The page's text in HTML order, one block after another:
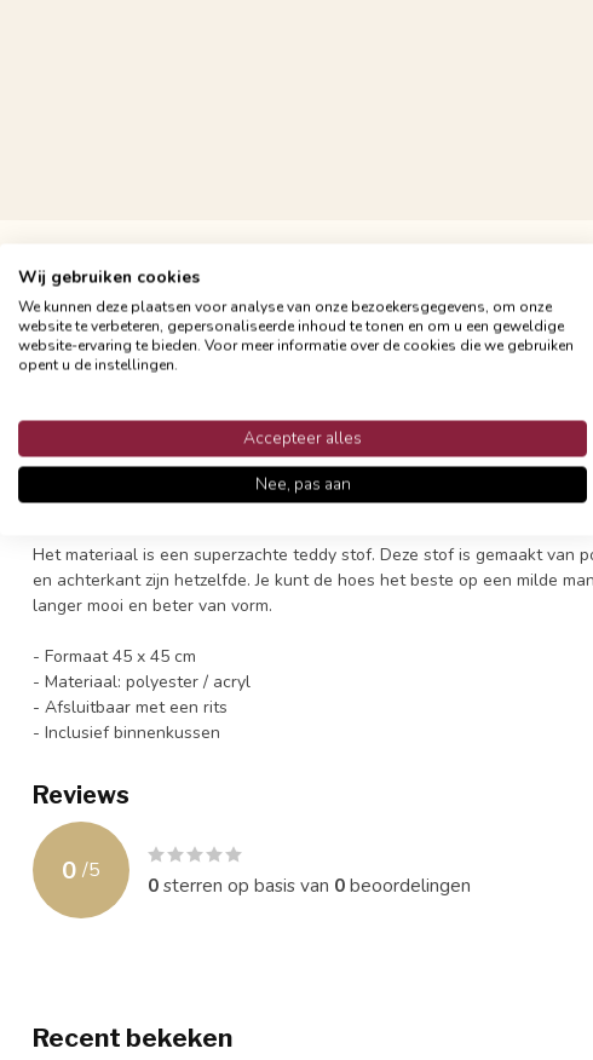
Gratis verzending vanaf €24,95
Snelle en betrouwbare bezorging met PostNL
Productomschrijving
Dit sierkussen is zo zacht als een teddy. Heerlijk om 's avonds op de
zacht en knuffelig.
Het materiaal is een superzachte teddy stof. Deze stof is gemaakt van
en achterkant zijn hetzelfde. Je kunt de hoes het beste op een milde
langer mooi en beter van vorm.
- Formaat 45 x 45 cm
- Materiaal: polyester / acryl
- Afsluitbaar met een rits
- Inclusief binnenkussen
Reviews
0 /5
0sterren op basis van 0beoordelingen
Recent bekeken
Wij gebruiken cookies
We kunnen deze plaatsen voor analyse van onze bezoekersgegevens, om onze
website te verbeteren, gepersonaliseerde inhoud te tonen en om u een geweldige
website-ervaring te bieden. Voor meer informatie over de cookies die we gebruiken
opent u de instellingen.
Accepteer alles
Nee, pas aan